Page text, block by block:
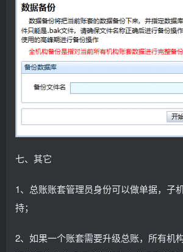
七、其它
1、总账账套管理员身份可以做单据，子
持；
2、如果一个账套需要升级总账，所有机